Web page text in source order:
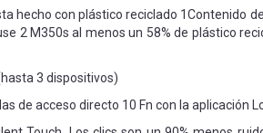
hecho con plástico reciclado 1Contenido
2 M350s al menos un 58% de plástico
3 dispositivos)
de acceso directo 10 Fn con la aplicación